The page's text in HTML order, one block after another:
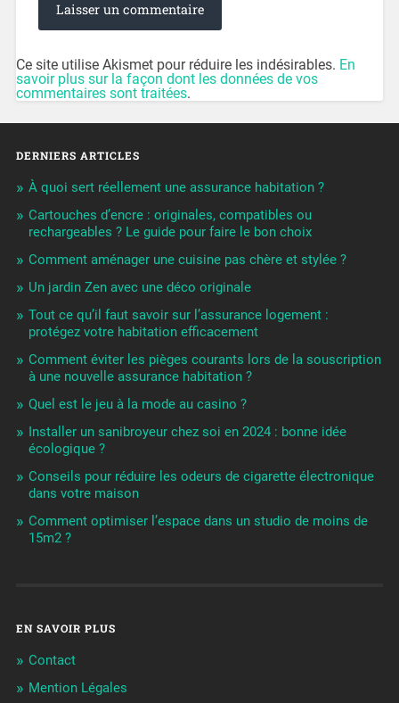
Ce site utilise Akismet pour réduire les indésirables. En
savoir plus sur la façon dont les données de vos
commentaires sont traitées.
DERNIERS ARTICLES
À quoi sert réellement une assurance habitation ?
Cartouches d’encre : originales, compatibles ou
rechargeables ? Le guide pour faire le bon choix
Comment aménager une cuisine pas chère et stylée ?
Un jardin Zen avec une déco originale
Tout ce qu’il faut savoir sur l’assurance logement :
protégez votre habitation efficacement
Comment éviter les pièges courants lors de la souscription
à une nouvelle assurance habitation ?
Quel est le jeu à la mode au casino ?
Installer un sanibroyeur chez soi en 2024 : bonne idée
écologique ?
Conseils pour réduire les odeurs de cigarette électronique
dans votre maison
Comment optimiser l’espace dans un studio de moins de
15m2 ?
EN SAVOIR PLUS
Contact
Mention Légales